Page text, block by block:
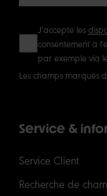
J'accepte les
consentement à
par exemple via
Les champs marqués
Service &
Service Client
Recherche de